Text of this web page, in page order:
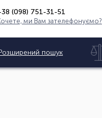
(098) 751-31-51
ми Вам зателефонуємо?
пошук